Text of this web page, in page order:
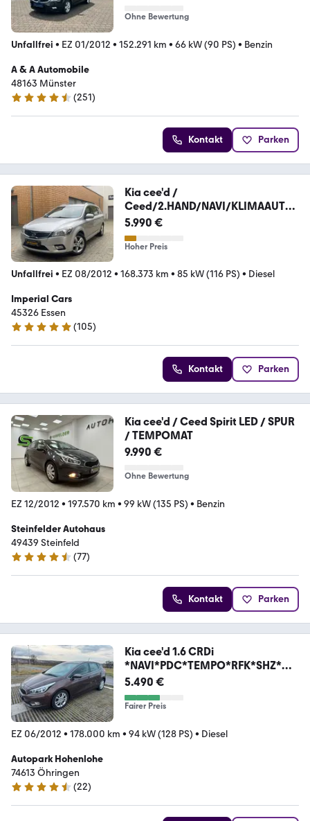
Ohne Bewertung
Unfallfrei • EZ 01/2012 • 152.291 km • 66 kW (90 PS) • Benzin
A & A Automobile
48163 Münster
4.5 Sterne
(251)
Kontakt Parken
Kia cee'd /
Ceed/2.HAND/NAVI/KLIMAAUTO/
SHZ/GEPFLEGT/
5.990 €
Hoher Preis
Unfallfrei • EZ 08/2012 • 168.373 km • 85 kW (116 PS) • Diesel
Imperial Cars
45326 Essen
5 Sterne
(105)
Kontakt Parken
Kia cee'd / Ceed Spirit LED / SPUR
/ TEMPOMAT
9.990 €
Ohne Bewertung
EZ 12/2012 • 197.570 km • 99 kW (135 PS) • Benzin
Steinfelder Autohaus
49439 Steinfeld
4.3 Sterne
(77)
Kontakt Parken
Kia cee'd 1.6 CRDi
*NAVI*PDC*TEMPO*RFK*SHZ*MF
L*
5.490 €
Fairer Preis
EZ 06/2012 • 178.000 km • 94 kW (128 PS) • Diesel
Autopark Hohenlohe
74613 Öhringen
4.4 Sterne
(22)